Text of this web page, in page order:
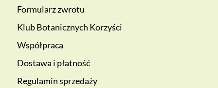
Formularz zwrotu
Klub Botanicznych Korzyści
Współpraca
Dostawa i płatność
Regulamin sprzedaży